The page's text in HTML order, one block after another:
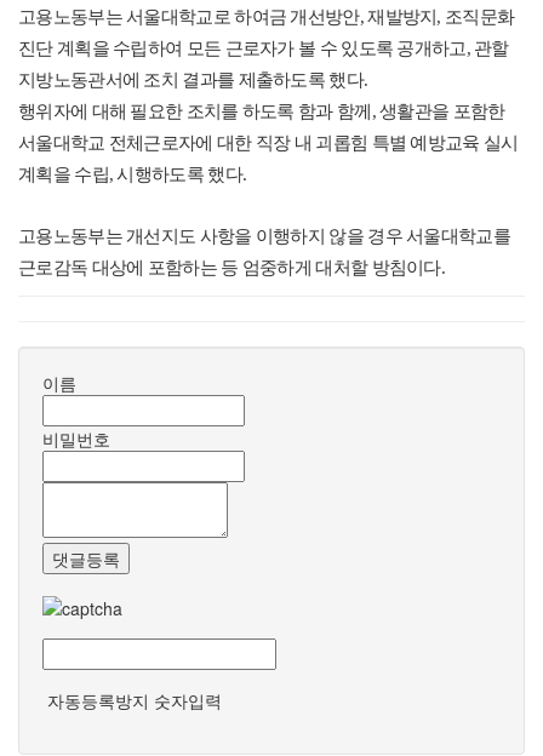
고용노동부는 서울대학교로 하여금 개선방안, 재발방지, 조직문화
진단 계획을 수립하여 모든 근로자가 볼 수 있도록 공개하고, 관할
지방노동관서에 조치 결과를 제출하도록 했다.
행위자에 대해 필요한 조치를 하도록 함과 함께, 생활관을 포함한
서울대학교 전체근로자에 대한 직장 내 괴롭힘 특별 예방교육 실시
계획을 수립, 시행하도록 했다.
고용노동부는 개선지도 사항을 이행하지 않을 경우 서울대학교를
근로감독 대상에 포함하는 등 엄중하게 대처할 방침이다.
이름
비밀번호
댓글등록
자동등록방지 숫자입력